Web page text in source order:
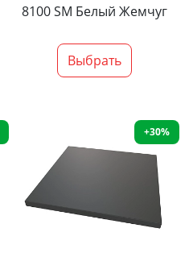
8100 SM Белый Жемчуг
Выбрать
+30%